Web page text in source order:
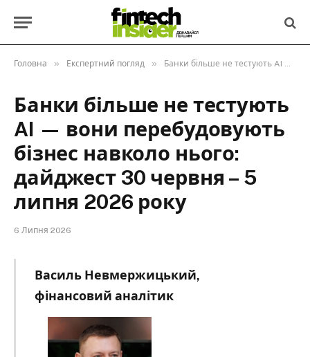
Головна » Експертний погляд » Банки більше не тестують AI — вони перебудовують бізнес навколо нього: дайджест 30 червня – 5 липня 2026 року
Банки більше не тестують
AI — вони перебудовують
бізнес навколо нього:
дайджест 30 червня – 5
липня 2026 року
6 Липня 2026
Василь Невмержицький,
фінансовий аналітик